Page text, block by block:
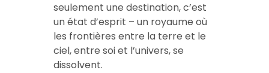
seulement une destination, c’est
un état d’esprit – un royaume où
les frontières entre la terre et le
ciel, entre soi et l’univers, se
dissolvent.